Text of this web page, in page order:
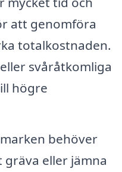
att genomföra
totalkostnaden.
svåråtkomliga
högre
behöver
eller jämna